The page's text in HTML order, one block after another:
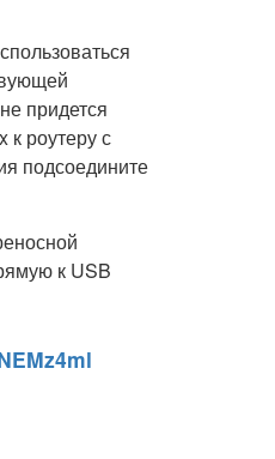
придется
к роутеру с
подсоедините
к USB